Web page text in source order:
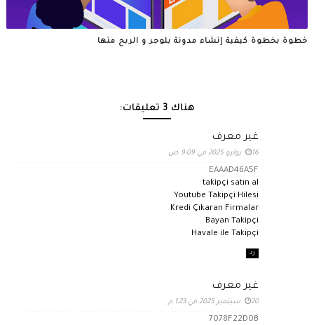
خطوة بخطوة كيفية إنشاء مدونة بلوجر و الربح منها
هناك 3 تعليقات:
غير معرف
16 يوليو 2025 في 9:09 ص
EAAAD46A5F
takipçi satın al
Youtube Takipçi Hilesi
Kredi Çıkaran Firmalar
Bayan Takipçi
Havale ile Takipçi
رد
غير معرف
20 سبتمبر 2025 في 1:23 م
7078F22D0B